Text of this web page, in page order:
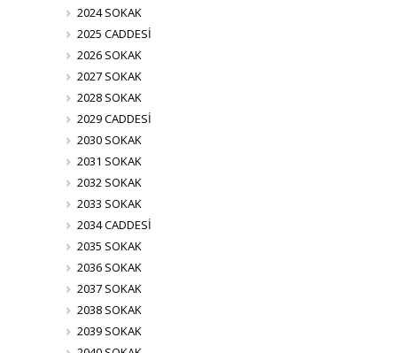
2024 SOKAK
2025 CADDESİ
2026 SOKAK
2027 SOKAK
2028 SOKAK
2029 CADDESİ
2030 SOKAK
2031 SOKAK
2032 SOKAK
2033 SOKAK
2034 CADDESİ
2035 SOKAK
2036 SOKAK
2037 SOKAK
2038 SOKAK
2039 SOKAK